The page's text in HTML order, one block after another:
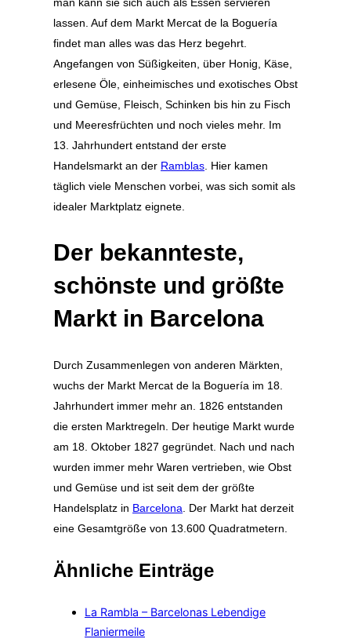
lassen. Auf dem Markt Mercat de la Boguería
findet man alles was das Herz begehrt.
Angefangen von Süßigkeiten, über Honig, Käse,
erlesene Öle, einheimisches und exotisches Obst
und Gemüse, Fleisch, Schinken bis hin zu Fisch
und Meeresfrüchten und noch vieles mehr. Im
13. Jahrhundert entstand der erste
Handelsmarkt an der Ramblas . Hier kamen
täglich viele Menschen vorbei, was sich somit als
idealer Marktplatz eignete.
Der bekannteste,
schönste und größte
Markt in Barcelona
Durch Zusammenlegen von anderen Märkten,
wuchs der Markt Mercat de la Boguería im 18.
Jahrhundert immer mehr an. 1826 entstanden
die ersten Marktregeln. Der heutige Markt wurde
am 18. Oktober 1827 gegründet. Nach und nach
wurden immer mehr Waren vertrieben, wie Obst
und Gemüse und ist seit dem der größte
Handelsplatz in Barcelona . Der Markt hat derzeit
eine Gesamtgröße von 13.600 Quadratmetern.
Ähnliche Einträge
La Rambla – Barcelonas Lebendige
Flaniermeile